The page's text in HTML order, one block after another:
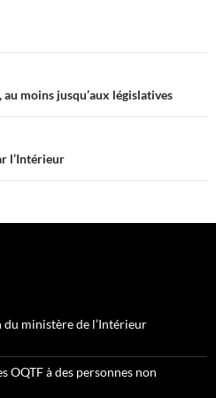
moins jusqu’aux législatives
l’Intérieur
du ministère de l’Intérieur
OQTF à des personnes non